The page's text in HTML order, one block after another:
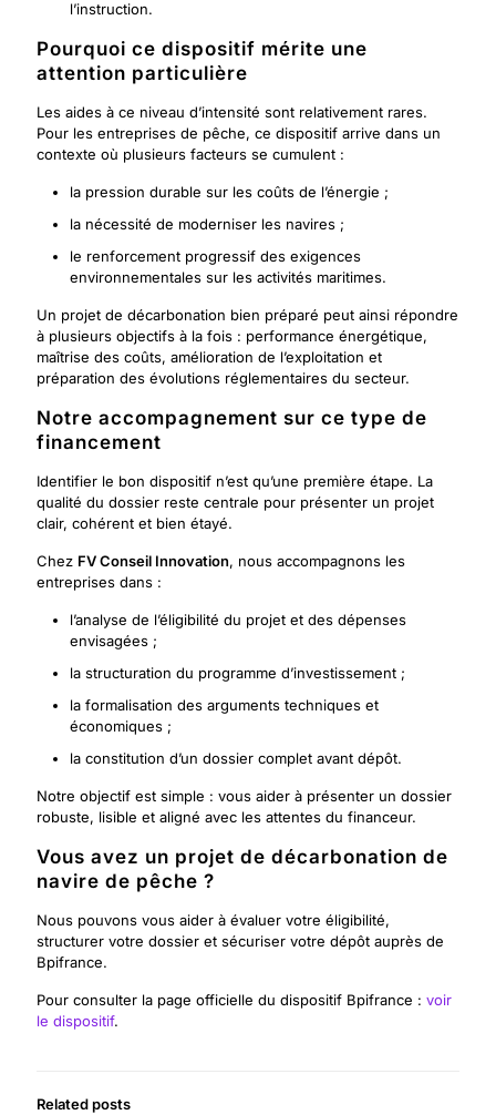
l’instruction.
Pourquoi ce dispositif mérite une
attention particulière
Les aides à ce niveau d’intensité sont relativement rares.
Pour les entreprises de pêche, ce dispositif arrive dans un
contexte où plusieurs facteurs se cumulent :
la pression durable sur les coûts de l’énergie ;
la nécessité de moderniser les navires ;
le renforcement progressif des exigences
environnementales sur les activités maritimes.
Un projet de décarbonation bien préparé peut ainsi répondre
à plusieurs objectifs à la fois : performance énergétique,
maîtrise des coûts, amélioration de l’exploitation et
préparation des évolutions réglementaires du secteur.
Notre accompagnement sur ce type de
financement
Identifier le bon dispositif n’est qu’une première étape. La
qualité du dossier reste centrale pour présenter un projet
clair, cohérent et bien étayé.
Chez FV Conseil Innovation, nous accompagnons les
entreprises dans :
l’analyse de l’éligibilité du projet et des dépenses
envisagées ;
la structuration du programme d’investissement ;
la formalisation des arguments techniques et
économiques ;
la constitution d’un dossier complet avant dépôt.
Notre objectif est simple : vous aider à présenter un dossier
robuste, lisible et aligné avec les attentes du financeur.
Vous avez un projet de décarbonation de
navire de pêche ?
Nous pouvons vous aider à évaluer votre éligibilité,
structurer votre dossier et sécuriser votre dépôt auprès de
Bpifrance.
Pour consulter la page officielle du dispositif Bpifrance : voir
le dispositif.
Related posts